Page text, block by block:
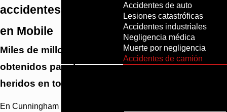
accidentes de camión
en Mobile
Miles de millones
obtenidos para los
heridos en todo Alabama
En Cunningham Bounds, hemos
Accidentes de auto
Lesiones catastróficas
Accidentes industriales
Negligencia médica
Muerte por negligencia
Accidentes de camión